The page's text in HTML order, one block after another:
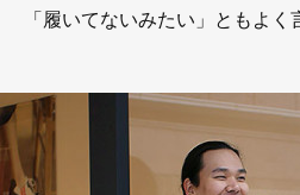
「履いてないみたい」ともよく